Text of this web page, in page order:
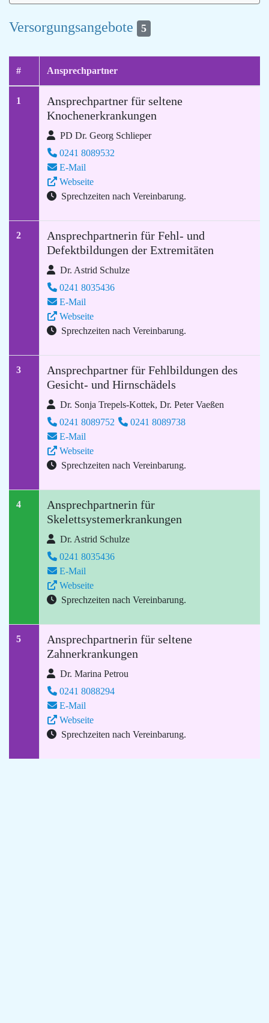
Versorgungsangebote 5
# Ansprechpartner
1
Ansprechpartner für seltene
Knochenerkrankungen
PD Dr. Georg Schlieper
0241 8089532
E-Mail
Webseite
Sprechzeiten nach Vereinbarung.
2
Ansprechpartnerin für Fehl- und
Defektbildungen der Extremitäten
Dr. Astrid Schulze
0241 8035436
E-Mail
Webseite
Sprechzeiten nach Vereinbarung.
3
Ansprechpartner für Fehlbildungen des
Gesicht- und Hirnschädels
Dr. Sonja Trepels-Kottek, Dr. Peter Vaeßen
0241 8089752
0241 8089738
E-Mail
Webseite
Sprechzeiten nach Vereinbarung.
4
Ansprechpartnerin für
Skelettsystemerkrankungen
Dr. Astrid Schulze
0241 8035436
E-Mail
Webseite
Sprechzeiten nach Vereinbarung.
5
Ansprechpartnerin für seltene
Zahnerkrankungen
Dr. Marina Petrou
0241 8088294
E-Mail
Webseite
Sprechzeiten nach Vereinbarung.